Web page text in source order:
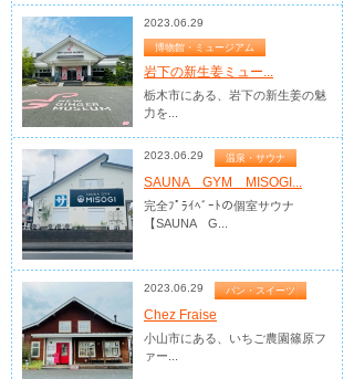
2023.06.29
博物館・ミュージアム
岩下の新生姜ミュー...
栃木市にある、岩下の新生姜の魅
力を...
2023.06.29 温泉・サウナ
SAUNA GYM MISOGI...
完全ﾌﾟﾗｲﾍﾞｰﾄの個室サウナ
【SAUNA G...
2023.06.29 パン・スイーツ
Chez Fraise
小山市にある、いちご農園篠原フ
ァー...